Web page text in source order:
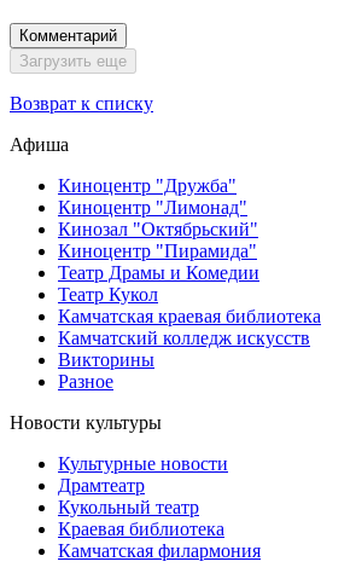
Комментарий
Загрузить еще
Возврат к списку
Афиша
Киноцентр "Дружба"
Киноцентр "Лимонад"
Кинозал "Октябрьский"
Киноцентр "Пирамида"
Театр Драмы и Комедии
Театр Кукол
Камчатская краевая библиотека
Камчатский колледж искусств
Викторины
Разное
Новости культуры
Культурные новости
Драмтеатр
Кукольный театр
Краевая библиотека
Камчатская филармония